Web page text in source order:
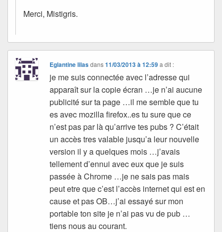
Merci, Mistigris.
Eglantine lilasdans11/03/2013 à 12:59 a dit :
je me suis connectée avec l’adresse qui
apparaît sur la copie écran …je n’ai aucune
publicité sur ta page …il me semble que tu
es avec mozilla firefox..es tu sure que ce
n’est pas par là qu’arrive tes pubs ? C’était
un accès tres valable jusqu’a leur nouvelle
version il y a quelques mois …j’avais
tellement d’ennui avec eux que je suis
passée à Chrome …je ne sais pas mais
peut etre que c’est l’accès internet qui est en
cause et pas OB…j’ai essayé sur mon
portable ton site je n’ai pas vu de pub …
tiens nous au courant.